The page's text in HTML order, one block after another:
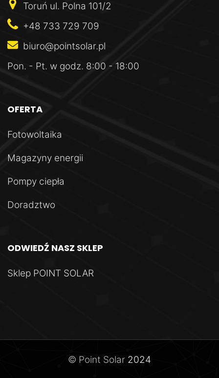
Toruń ul. Polna 101/2
+48 733 729 709
biuro@pointsolar.pl
Pon. - Pt. w godz. 8:00 - 18:00
OFERTA
Fotowoltaika
Magazyny energii
Pompy ciepła
Doradztwo
ODWIEDŹ NASZ SKLEP
Sklep POINT SOLAR
© Point Solar 2024